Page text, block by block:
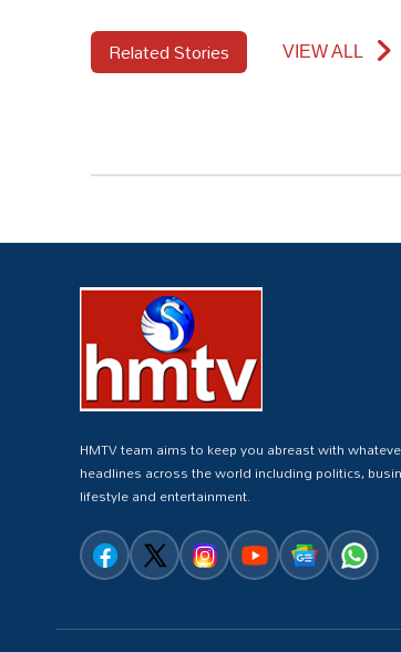
Related Stories VIEW ALL
HMTV team aims to keep you abreast with
headlines across the world including politics,
lifestyle and entertainment.